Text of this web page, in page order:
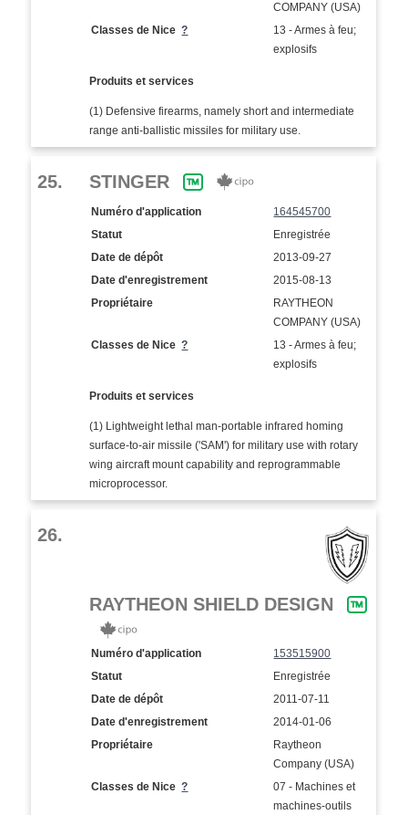
COMPANY (USA)
Classes de Nice?
13 - Armes à feu;
explosifs
Produits et services
(1) Defensive firearms, namely short and intermediate
range anti-ballistic missiles for military use.
25. STINGER
Numéro d'application
164545700
Statut
Enregistrée
Date de dépôt
2013-09-27
Date d'enregistrement
2015-08-13
Propriétaire
RAYTHEON
COMPANY (USA)
Classes de Nice?
13 - Armes à feu;
explosifs
Produits et services
(1) Lightweight lethal man-portable infrared homing
surface-to-air missile ('SAM') for military use with rotary
wing aircraft mount capability and reprogrammable
microprocessor.
26.
RAYTHEON SHIELD DESIGN
Numéro d'application
153515900
Statut
Enregistrée
Date de dépôt
2011-07-11
Date d'enregistrement
2014-01-06
Propriétaire
Raytheon
Company (USA)
Classes de Nice?
07 - Machines et
machines-outils